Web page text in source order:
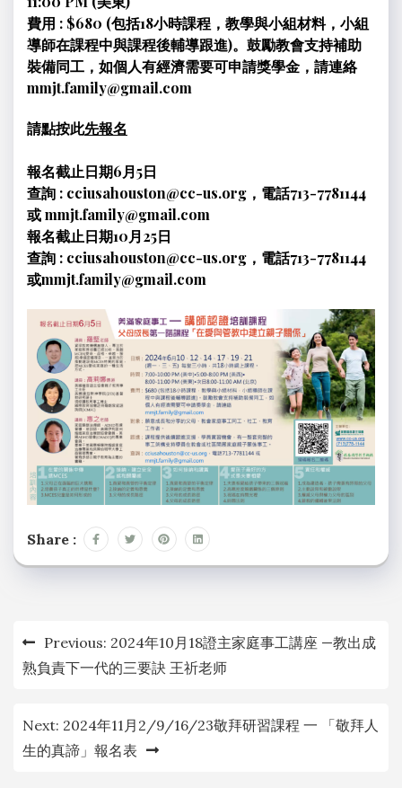
費用 : $680 (包括18小時課程，教學與小組材料，小組
導師在課程中與課程後輔導跟進)。鼓勵教會支持補助
裝備同工，如個人有經濟需要可申請獎學金，請連絡
mmjt.family@gmail.com
請點按此先報名
報名截止日期6月5日
查詢 : cciusahouston@cc-us.org，電話713-7781144
或 mmjt.family@gmail.com
報名截止日期10月25日
查詢 : cciusahouston@cc-us.org，電話713-7781144
或mmjt.family@gmail.com
Share :
文
章
航
Previous: 2024年10月18證主家庭事工講座 —教出成
熟負責下一代的三要訣 王祈老师
Next: 2024年11月2/9/16/23敬拜研習課程 一 「敬拜人
生的真諦」報名表